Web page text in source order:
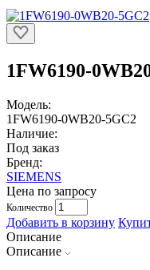
1FW6190-
Модель:
1FW6190-0WB20-5GC2
Наличие:
Под заказ
Бренд:
SIEMENS
Цена по запросу
Количество
Добавить в корзину
Описание
Описание